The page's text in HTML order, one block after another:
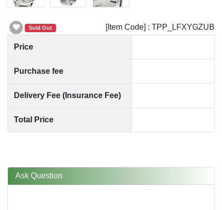
Sold Out [Item Code] : TPP_LFXYGZUB
Price
Purchase fee
Delivery Fee (Insurance Fee)
Total Price
Ask Question